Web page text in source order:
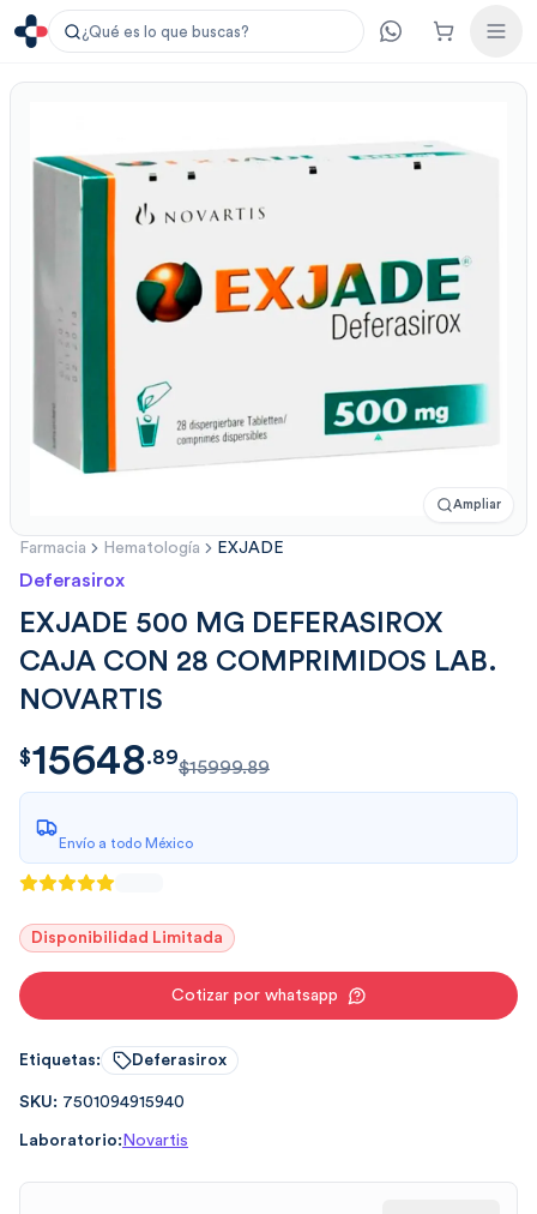
¿Qué es lo que buscas?
Ampliar
Farmacia Hematología EXJADE
Deferasirox
EXJADE 500 MG DEFERASIROX
CAJA CON 28 COMPRIMIDOS LAB.
NOVARTIS
$15648.89
$15648.89
$15999.89
Envío a todo México
Disponibilidad Limitada
Cotizar por whatsapp
Etiquetas: Deferasirox
SKU: 7501094915940
Laboratorio: Novartis